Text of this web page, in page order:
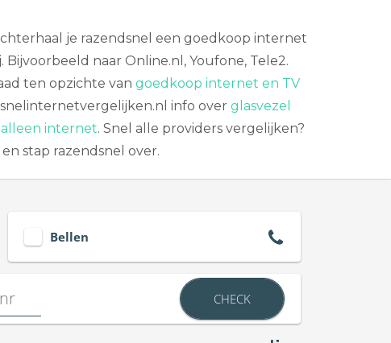
je razendsnel een goedkoop internet
naar Online.nl, Youfone, Tele2.
ten opzichte van goedkoop internet en TV
info over glasvezel
internet. Snel alle providers vergelijken?
stap razendsnel over.
Bellen
CHECK